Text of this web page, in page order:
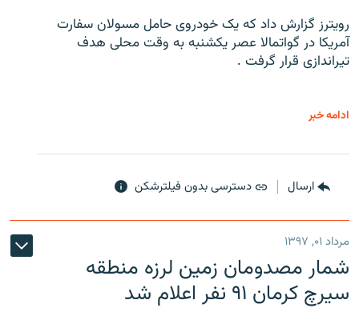
رویترز گزارش داد که یک خودروی حامل مسولان سفارت
آمریکا در گواتمالا عصر یکشنبه به وقت محلی هدف
تیراندازی قرار گرفت .
ادامه خبر
ارسال دسترسی بدون فیلترشکن
مرداد ۰۱, ۱۳۹۷
شمار مصدومان زمین لرزه منطقه
سیرچ کرمان ۹۱ نفر اعلام شد